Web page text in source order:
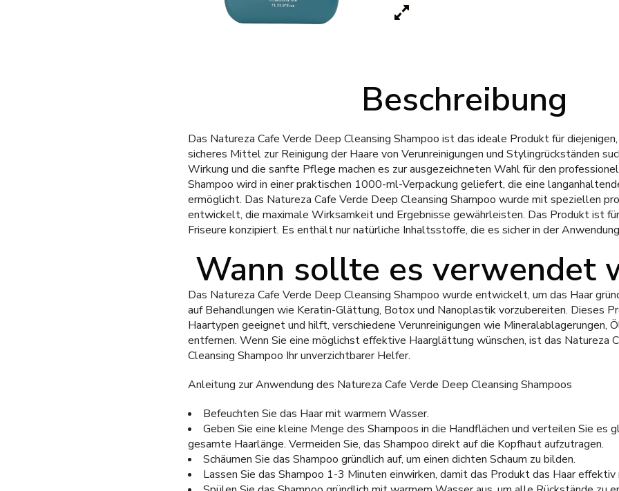
Beschreibung
Das Natureza Cafe Verde Deep Cleansing Shampoo ist das ideale Produkt für
sicheres Mittel zur Reinigung der Haare von Verunreinigungen und Stylingrückständen
Wirkung und die sanfte Pflege machen es zur ausgezeichneten Wahl für den
Shampoo wird in einer praktischen 1000-ml-Verpackung geliefert, die eine
ermöglicht. Das Natureza Cafe Verde Deep Cleansing Shampoo wurde mit speziellen
entwickelt, die maximale Wirksamkeit und Ergebnisse gewährleisten. Das Produkt ist
Friseure konzipiert. Es enthält nur natürliche Inhaltsstoffe, die es sicher in der
Wann sollte es verwendet
Das Natureza Cafe Verde Deep Cleansing Shampoo wurde entwickelt, um das Haar
auf Behandlungen wie Keratin-Glättung, Botox und Nanoplastik vorzubereiten. Dieses
Haartypen geeignet und hilft, verschiedene Verunreinigungen wie Mineralablagerungen,
entfernen. Wenn Sie eine möglichst effektive Haarglättung wünschen, ist das Natureza
Cleansing Shampoo Ihr unverzichtbarer Helfer.
Anleitung zur Anwendung des Natureza Cafe Verde Deep Cleansing Shampoos
Befeuchten Sie das Haar mit warmem Wasser.
Geben Sie eine kleine Menge des Shampoos in die Handflächen und verteilen Sie es
gesamte Haarlänge. Vermeiden Sie, das Shampoo direkt auf die Kopfhaut aufzutragen.
Schäumen Sie das Shampoo gründlich auf, um einen dichten Schaum zu bilden.
Lassen Sie das Shampoo 1-3 Minuten einwirken, damit das Produkt das Haar effektiv